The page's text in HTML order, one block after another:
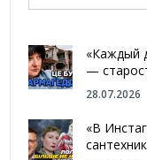
«Каждый
—
28.07.2026
«В